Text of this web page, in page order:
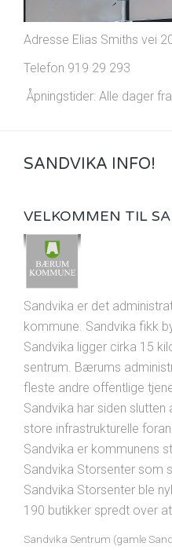
Adresse Elias Smiths vei
Telefon 919 29 293
Åpningstider: Alle dager
SANDVIKA INFO!
VELKOMMEN TIL
Sandvika er det
kommune. Sandvika fikk
Sandvika ligger cirka 15
sentrum. Bærums
fleste andre offentlige
Sandvika har siden
store infrastrukturelle
Sandvika er kommunens
Sandvika Storsenter som
Sandvika Storsenter ble
190 butikker spredt over
Sandvika Sentrum (gamle